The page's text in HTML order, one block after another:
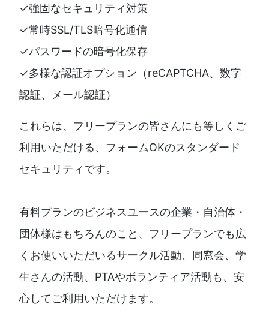
✓強固なセキュリティ対策
✓常時SSL/TLS暗号化通信
✓パスワードの暗号化保存
✓多様な認証オプション（reCAPTCHA、数字
認証、メール認証）
これらは、フリープランの皆さんにも等しくご
利用いただける、フォームOKのスタンダード
セキュリティです。
有料プランのビジネスユースの企業・自治体・
団体様はもちろんのこと、フリープランでも広
くお使いいただいるサークル活動、同窓会、学
生さんの活動、PTAやボランティア活動も、安
心してご利用いただけます。